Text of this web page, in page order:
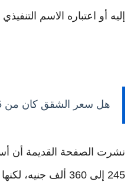
إليه أو اعتباره الاسم التنفيذي
هل سعر الشقق كان من 245 إلى 360 ألف جنيه؟
نشرت الصفحة القديمة أن
245 إلى 360 ألف